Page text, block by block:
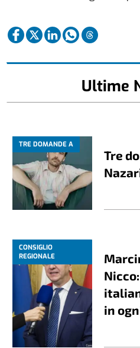
Ultime
TRE DOMANDE A
Tre
CONSIGLIO
REGIONALE
in